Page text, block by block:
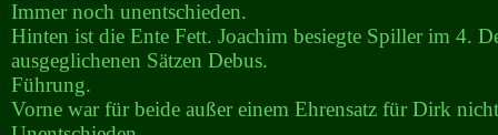
Immer noch unentschieden.
Hinten ist die Ente Fett. Joachim besiegte Spiller im 4.
ausgeglichenen Sätzen Debus.
Führung.
Vorne war für beide außer einem Ehrensatz für Dirk